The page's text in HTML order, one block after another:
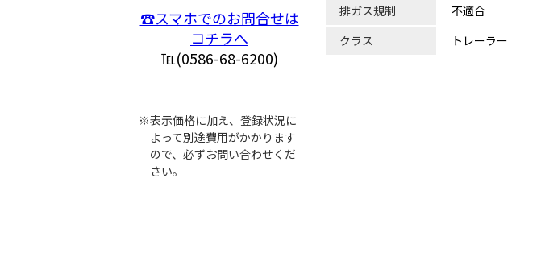
☎スマホでのお問合せは
コチラへ
℡(0586-68-6200)
※表示価格に加え、登録状況に
よって別途費用がかかります
ので、必ずお問い合わせくだ
さい。
排ガス規制
不適合
クラス
トレーラー